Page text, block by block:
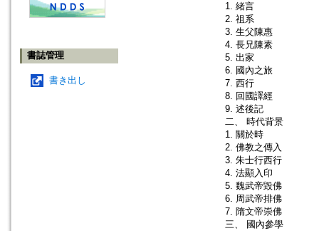
書誌管理
書き出し
1. 緒言
2. 祖系
3. 生父陳惠
4. 長兄陳素
5. 出家
6. 國內之旅
7. 西行
8. 回國譯經
9. 述後記
二、 時代背景
1. 關於時
2. 佛教之傳入
3. 朱士行西行
4. 法顯入印
5. 魏武帝毀佛
6. 周武帝排佛
7. 隋文帝崇佛
三、 國內參學